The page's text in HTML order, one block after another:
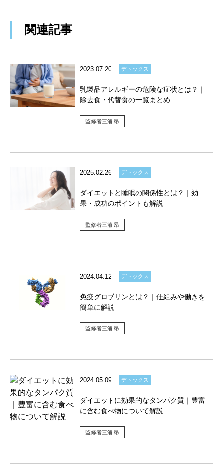
関連記事
2023.07.20 デトックス
乳製品アレルギーの危険な症状とは？｜
除去食・代替食の一覧まとめ
監修者三浦 昂
2025.02.26 デトックス
ダイエットと睡眠の関係性とは？｜効
果・成功のポイントも解説
監修者三浦 昂
2024.04.12 デトックス
免疫グロブリンとは？｜仕組みや働きを
簡単に解説
監修者三浦 昂
2024.05.09 デトックス
ダイエットに効果的なタンパク質｜豊富
に含む食べ物について解説
監修者三浦 昂